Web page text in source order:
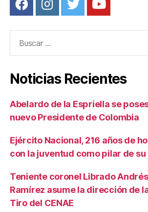
Noticias Recientes
Abelardo de la Espriella se
nuevo Presidente de Colombia
Ejército Nacional, 216 años de
con la juventud como pilar de
Teniente coronel Librado
Ramírez asume la dirección de
Tiro del CENAE